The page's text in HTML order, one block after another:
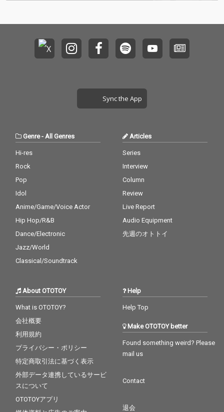
Sync the App
Genre- All Genres
Hi-res
Rock
Pop
Idol
Anime/Game/Voice Actor
Hip Hop/R&B
Dance/Electronic
Jazz/World
Classical/Soundtrack
Articles
Series
Interview
Column
Review
Live Report
Audio Equipment
先週のオトトイ
About OTOTOY
What is OTOTOY?
会社概要
利用規約
プライバシー・ポリシー
特定商取引法に基づく表示
外部データ連携しているサービ
スについて
OTOTOYアプリ
Help
Help Top
Make OTOTOY better
Found something weird? Please
mail us
Contact
退会